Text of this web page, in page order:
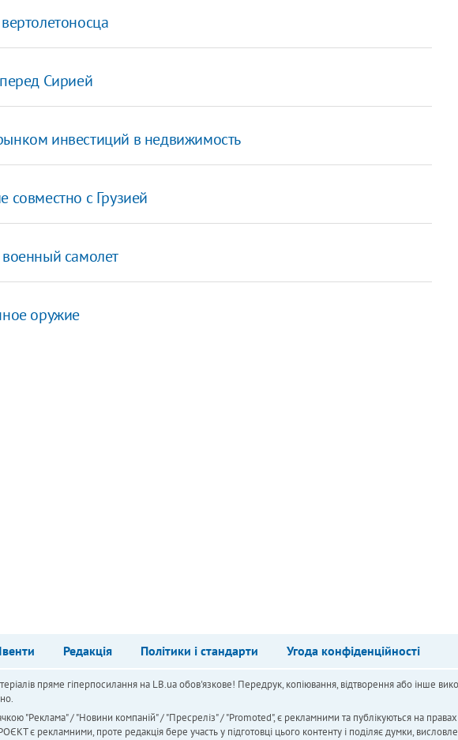
Сирией
инвестиций в недвижимость
с Грузией
самолет
оружие
Івенти Редакція Політики і стандарти Угода конфіденційності
пряме гіперпосилання на LB.ua обов'язкове! Передрук, копіювання, відтворення або інше
"Реклама" / "Новини компаній" / "Пресреліз" / "Promoted", є рекламними та публікуються на
є рекламними, проте редакція бере участь у підготовці цього контенту і поділяє думки,